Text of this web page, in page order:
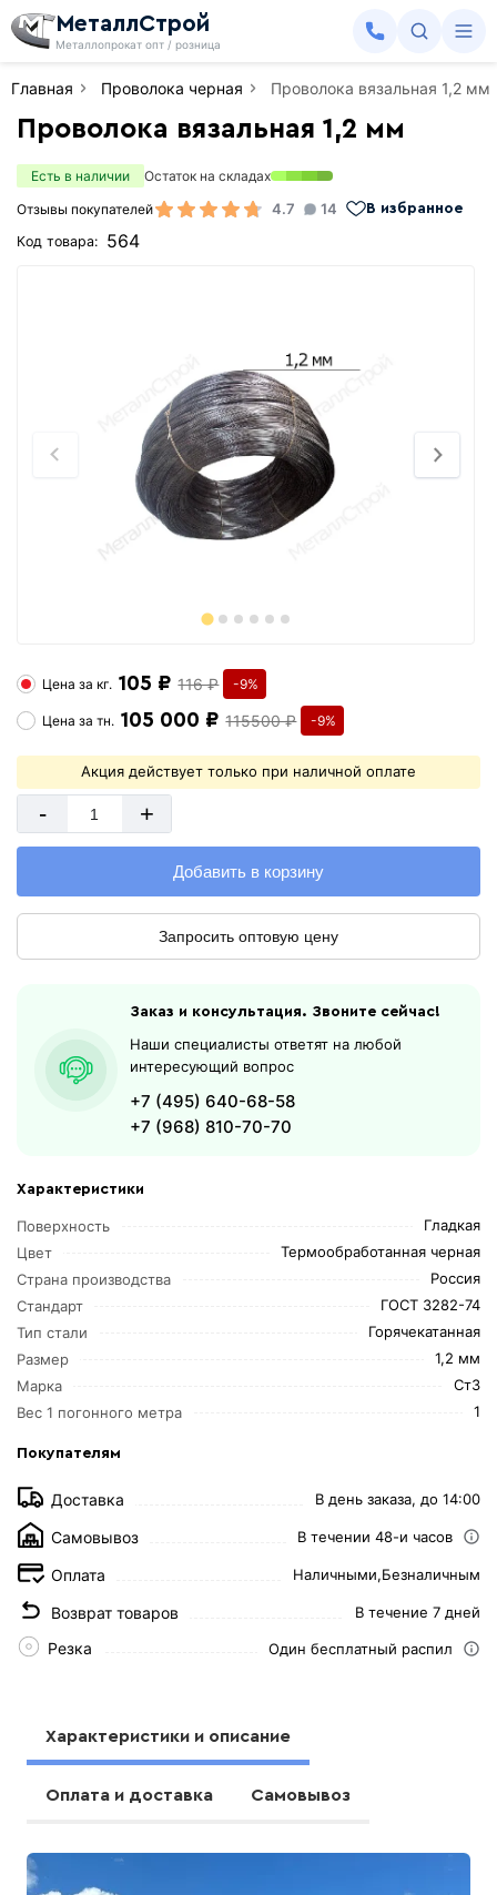
МеталлСтрой
Металлопрокат опт / розница
Главная Проволока черная Проволока вязальная 1,2 мм
Проволока вязальная 1,2 мм
Есть в наличии
Остаток на складах
Отзывы покупателей
4.7 14 В избранное
Код товара: 564
Характеристики
Поверхность
Гладкая
Цвет
Термообработанная черная
Страна производства
Россия
Стандарт
ГОСТ 3282-74
Тип стали
Горячекатанная
Размер
1,2 мм
Марка
Ст3
Вес 1 погонного метра
1
Покупателям
Доставка В день заказа, до 14:00
Самовывоз В течении 48-и часов
Оплата Наличными,Безналичным
Возврат товаров В течение 7 дней
Резка Один бесплатный распил
Цена за кг. 105 ₽ 116 ₽ -9%
Цена затн. 105 000 ₽ 115500 ₽ -9%
Акция действует только при наличной оплате
- +
Добавить в корзину
Запросить оптовую цену
Заказ и консультация. Звоните сейчас!
Наши специалисты ответят на любой
интересующий вопрос
+7 (495) 640-68-58
+7 (968) 810-70-70
Характеристики и описание
Оплата и доставка Самовывоз